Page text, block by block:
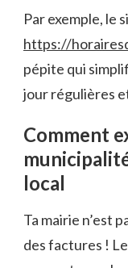
Par exemple, le
https://
pépite qui
jour régulières
Comment
local
Ta mairie n’est
des factures !